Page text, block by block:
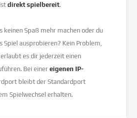
direkt spielbereit.
keinen Spaß mehr machen oder du
Spiel ausprobieren? Kein Problem,
erlaubt es dir jederzeit einen
Bei einereigenen IP-
bleibt der Standardport
Spielwechsel erhalten.